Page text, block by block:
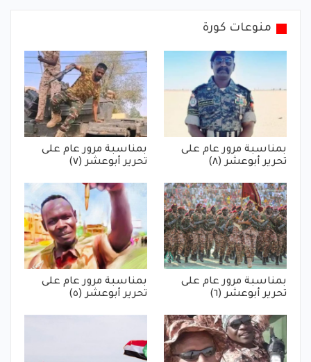
منوعات كورة
بمناسبة مرور عام على
تحرير أبوعشر (٨)
بمناسبة مرور عام على
تحرير أبوعشر (٧)
بمناسبة مرور عام على
تحرير أبوعشر (٦)
بمناسبة مرور عام على
تحرير أبوعشر (٥)